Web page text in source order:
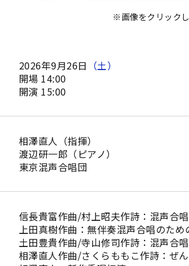
※画像をクリック
2026年9月26日 （土）
開場 14:00
開演 15:00
相澤直人（指揮）
渡辺研一郎（ピアノ）
東京混声合唱団
信長貴富作曲/村上昭夫作詩：混声合
上田真樹作曲：無伴奏混声合唱のた
土田豊貴作曲/寺山修司作詩：混声合
相澤直人作曲/さくらももこ作詩：ぜ